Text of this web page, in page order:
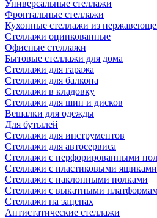
Универсальные стеллажи
Фронтальные стеллажи
Кухонные стеллажи из
Стеллажи оцинкованные
Офисные стеллажи
Бытовые стеллажи для дома
Стеллажи для гаража
Стеллажи для балкона
Стеллажи в кладовку
Стеллажи для шин и дисков
Вешалки для одежды
Для бутылей
Стеллажи для инструментов
Стеллажи для автосервиса
Стеллажи с перфорированными
Стеллажи с пластиковыми ящиками
Стеллажи с наклонными полками
Стеллажи с выкатными
Стеллажи на зацепах
Антистатические стеллажи